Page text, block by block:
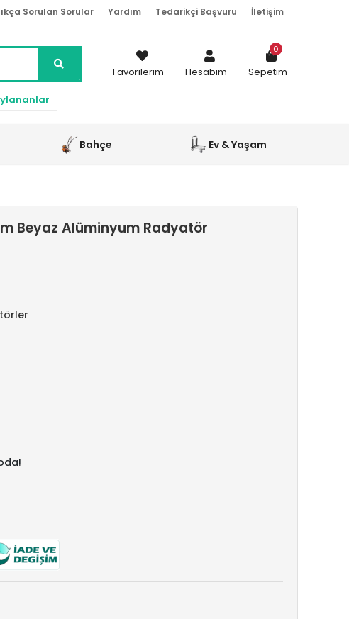
Sorulan Sorular Yardım Tedarikçi Başvuru İletişim
Favorilerim Hesabım Sepetim
0
Bahçe Ev & Yaşam
Beyaz Alüminyum Radyatör